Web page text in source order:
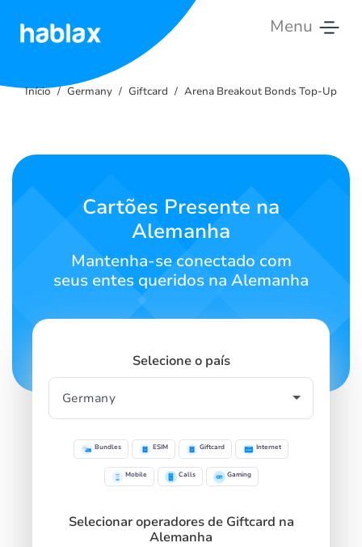
Menu
Tarifas
Entre
contato
Português
Início Germany Giftcard Arena Breakout Bonds Top-Up
Cartões Presente na
Alemanha
Mantenha-se conectado com
seus entes queridos na Alemanha
Selecione o país
Bundles ESIM Giftcard Internet
Mobile Calls Gaming
Selecionar operadores de Giftcard na
Alemanha